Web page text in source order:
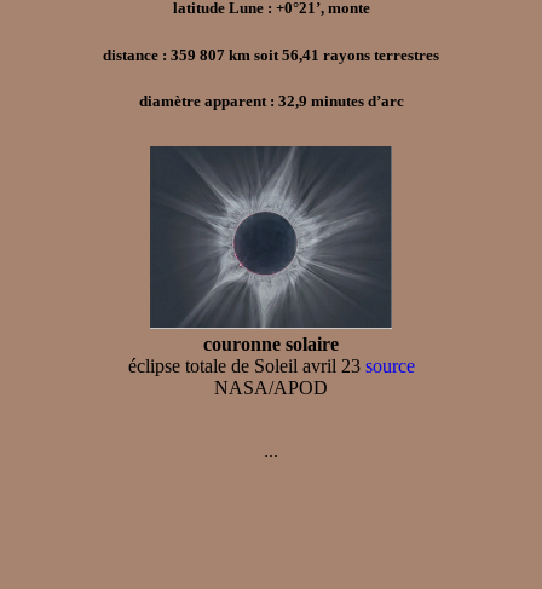
latitude Lune : +0°21’, monte
distance : 359 807 km soit 56,41 rayons terrestres
diamètre apparent : 32,9 minutes d’arc
couronne solaire
éclipse totale de Soleil avril 23 source
NASA/APOD
...